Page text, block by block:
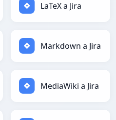
LaTeX a Jira
Markdown a Jira
MediaWiki a Jira